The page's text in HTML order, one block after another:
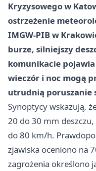
Kryzysowego w
ostrzeżenie
IMGW-PIB w
burze, silniejszy
komunikacie
wieczór i noc mogą
utrudnią poruszanie
Synoptycy wskazują,
20 do 30 mm
do 80 km/h.
zjawiska oceniono na
zagrożenia określono